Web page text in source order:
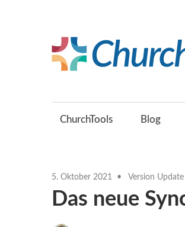
springen
ChurchTools Blog
5. Oktober 2021 Version Update
Das neue